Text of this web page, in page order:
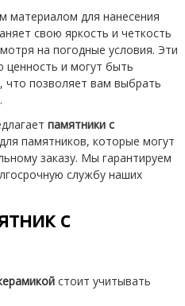
материалом для нанесения
свою яркость и четкость
на погодные условия. Эти
ценность и могут быть
что позволяет вам выбрать
памятники с
памятников, которые могут
заказу. Мы гарантируем
службу наших
с
стоит учитывать